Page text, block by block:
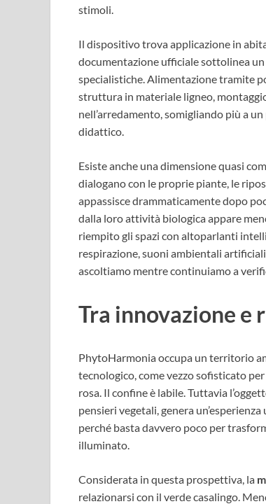
stimoli.
Il dispositivo trova applicazione in
documentazione ufficiale sottolinea
specialistiche. Alimentazione tramite
struttura in materiale ligneo,
nell’arredamento, somigliando più a
didattico.
Esiste anche una dimensione quasi
dialogano con le proprie piante, le
appassisce drammaticamente dopo
dalla loro attività biologica appare
riempito gli spazi con altoparlanti
respirazione, suoni ambientali
ascoltiamo mentre continuiamo a
Tra innovazione
PhytoHarmonia occupa un territorio
tecnologico, come vezzo sofisticato
rosa. Il confine è labile. Tuttavia
pensieri vegetali, genera
perché basta davvero poco per
illuminato.
Considerata in questa prospettiva, la
relazionarsi con il verde casalingo.